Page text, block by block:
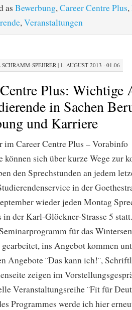
as Bewerbung,Career Centre Plus,
,Veranstaltungen
SPEHRER | 1. AUGUST 2013 · 01:06
Plus: Wichtige
in Sachen
und Karriere
im Career Centre Plus – Vorabinfo
können sich über kurze Wege zur
den Sprechstunden an jedem
in der
wieder jeden Montag
in der Karl-Glöckner-Strasse 5 statt.
für das
ins Angebot kommen
Angebote ¨Das kann ich!¨,
zeigen im
Veranstaltungsreihe ¨Fit für
Programmes werde ich hier